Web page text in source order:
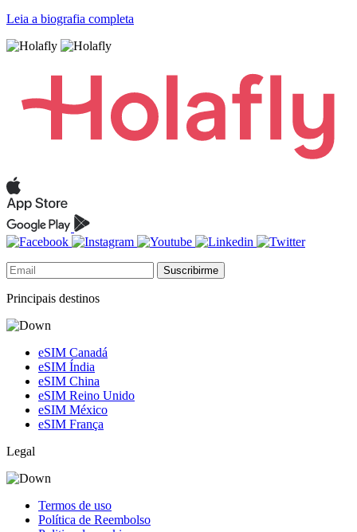
Leia a biografia completa
Suscribirme
Principais destinos
eSIM Canadá
eSIM Índia
eSIM China
eSIM Reino Unido
eSIM México
eSIM França
Legal
Termos de uso
Política de Reembolso